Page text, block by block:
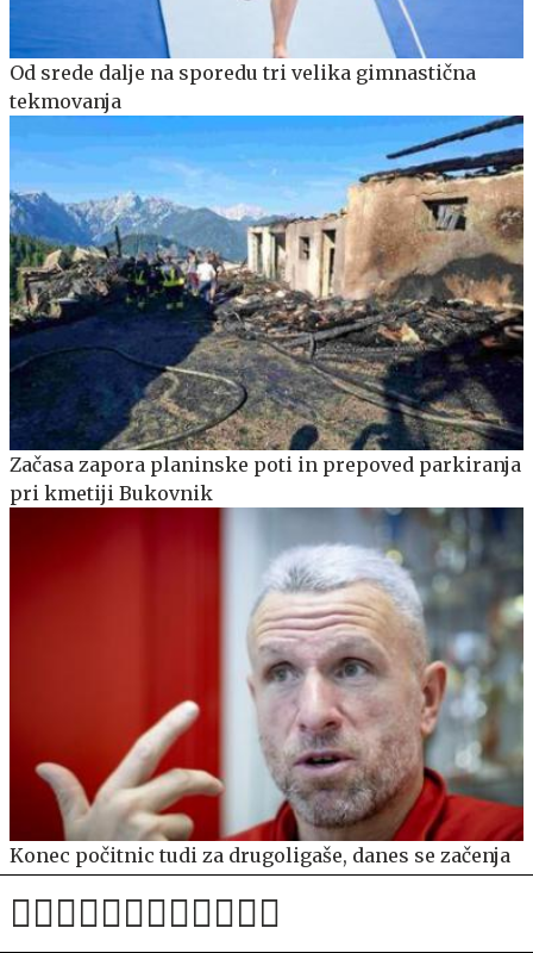
Od srede dalje na sporedu tri velika gimnastična
tekmovanja
Začasa zapora planinske poti in prepoved parkiranja
pri kmetiji Bukovnik
Konec počitnic tudi za drugoligaše, danes se začenja